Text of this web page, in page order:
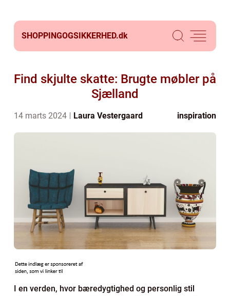
SHOPPINGOGSIKKERHED.dk
Find skjulte skatte: Brugte møbler på
Sjælland
14 marts 2024 Laura Vestergaard inspiration
I en verden, hvor bæredygtighed og personlig stil